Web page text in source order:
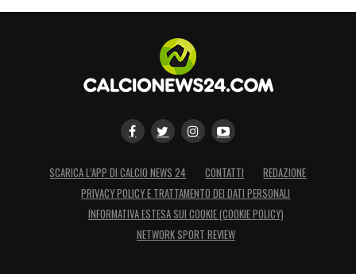
SCARICA L’APP DI CALCIO NEWS 24 CONTATTI
REDAZIONE
PRIVACY POLICY E TRATTAMENTO DEI DATI PERSONALI
INFORMATIVA ESTESA SUI COOKIE (COOKIE POLICY)
NETWORK SPORT REVIEW